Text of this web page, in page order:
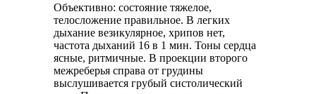
Объективно: состояние тяжелое,
телосложение правильное. В легких
дыхание везикулярное, хрипов нет,
частота дыханий 16 в 1 мин. Тоны сердца
ясные, ритмичные. В проекции второго
межреберья справа от грудины
выслушивается грубый систолический